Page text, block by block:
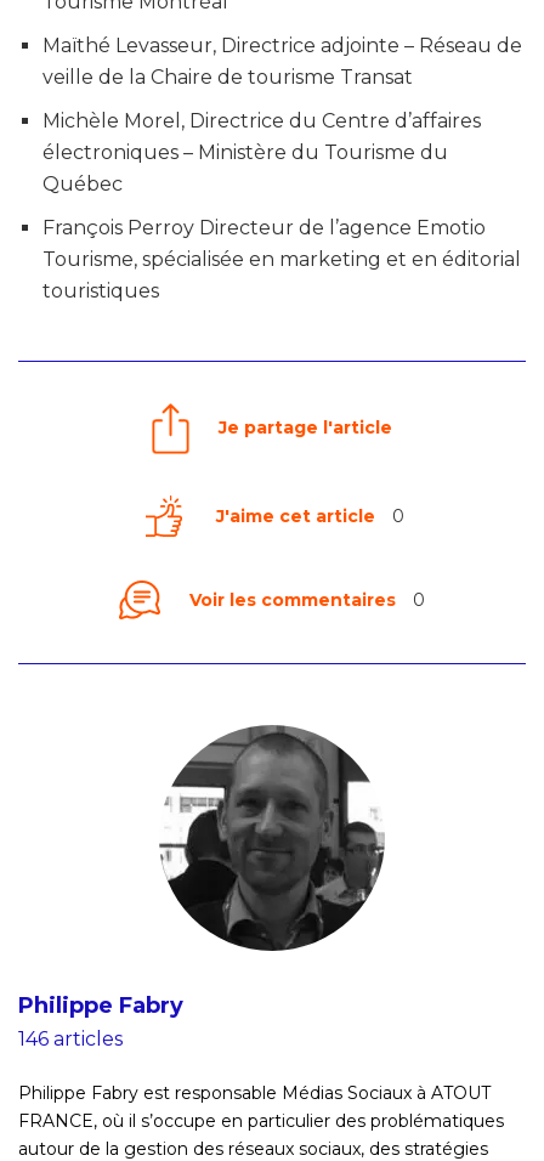
Maïthé Levasseur, Directrice adjointe – Réseau de
veille de la Chaire de tourisme Transat
Michèle Morel, Directrice du Centre d’affaires
électroniques – Ministère du Tourisme du
Québec
François Perroy Directeur de l’agence Emotio
Tourisme, spécialisée en marketing et en éditorial
touristiques
Je partage l'article
J'aime cet article 0
Voir les commentaires 0
Philippe Fabry
146 articles
Philippe Fabry est responsable Médias Sociaux à ATOUT
FRANCE, où il s’occupe en particulier des problématiques
autour de la gestion des réseaux sociaux, des stratégies